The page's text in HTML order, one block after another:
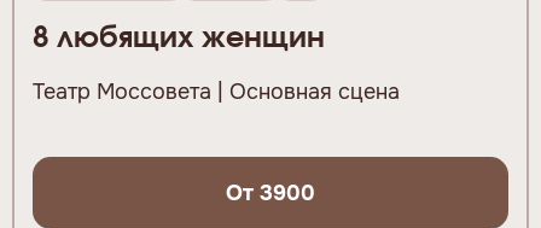
8 любящих женщин
Театр Моссовета | Основная сцена
От 3900